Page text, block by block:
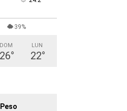
39%
DOM
26°
LUN
22°